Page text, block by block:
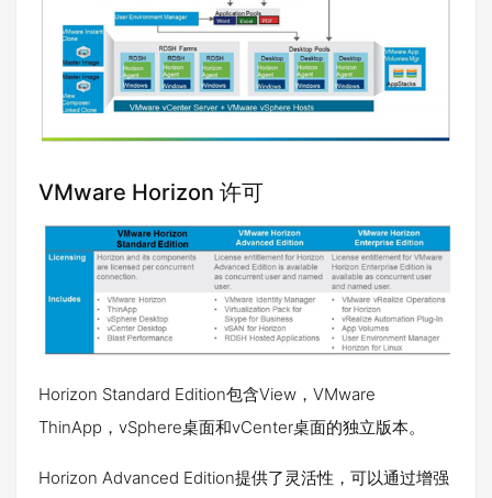
VMware Horizon 许可
Horizon Standard Edition包含View，VMware
ThinApp，vSphere桌面和vCenter桌面的独立版本。
Horizon Advanced Edition提供了灵活性，可以通过增强